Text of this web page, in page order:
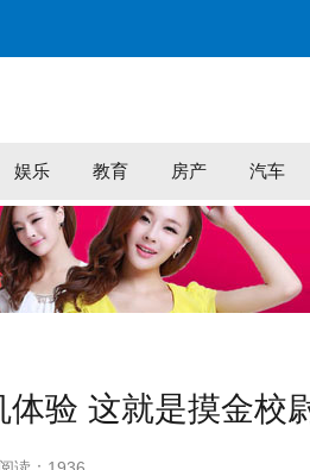
娱乐 教育 房产 汽车
验 这就是摸金校